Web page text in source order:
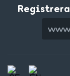
Registrera